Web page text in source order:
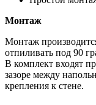
Монтаж
Монтаж
отпиливать под 90
В комплект входят
зазоре между
крепления к стене.